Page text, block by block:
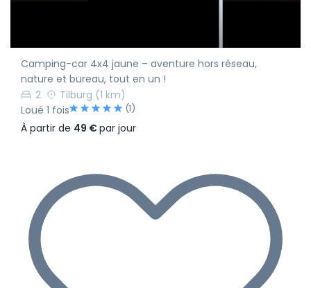
Camping-car 4x4 jaune – aventure hors réseau,
nature et bureau, tout en un !
2
Tilburg (1 km)
Loué 1 fois
(1)
À partir de 49 €par jour